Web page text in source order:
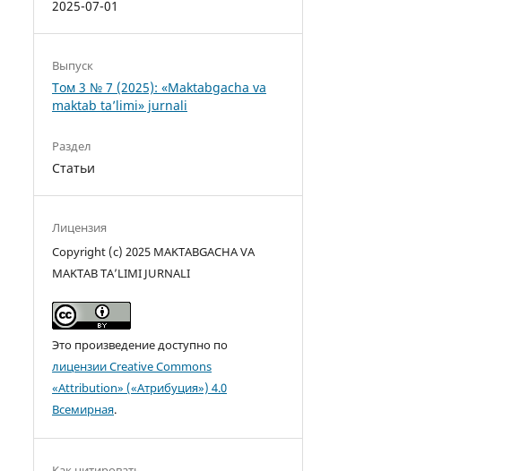
2025-07-01
Выпуск
Том 3 № 7 (2025): «Maktabgacha va
maktab ta’limi» jurnali
Раздел
Статьи
Лицензия
Copyright (c) 2025 MAKTABGACHA VA
MAKTAB TA’LIMI JURNALI
Это произведение доступно по
лицензии Creative Commons
«Attribution» («Атрибуция») 4.0
Всемирная.